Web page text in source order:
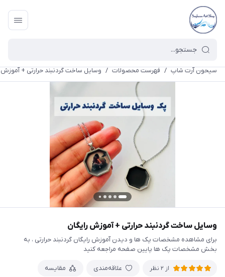
سیحون آرت شاپ / فهرست محصولات / وسایل ساخت گردنبند حرارتی + آموزش
وسایل ساخت گردنبند حرارتی + آموزش رایگان
برای مشاهده مشخصات پک ها و دیدن آموزش رایگان گردنبند حرارتی ، به
بخش مشخصات پک ها پایین صفحه مراجعه کنید
از 2 نظر علاقه‌مندی مقایسه